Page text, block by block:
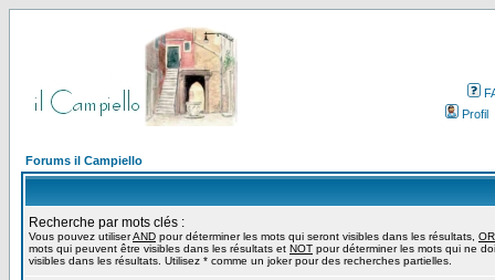
Profil
Forums il Campiello
Recherche par mots clés :
Vous pouvez utiliserAND pour déterminer les mots qui seront visibles dans les résultats, OR
mots qui peuvent être visibles dans les résultats et NOT pour déterminer les mots qui ne
visibles dans les résultats. Utilisez * comme un joker pour des recherches partielles.